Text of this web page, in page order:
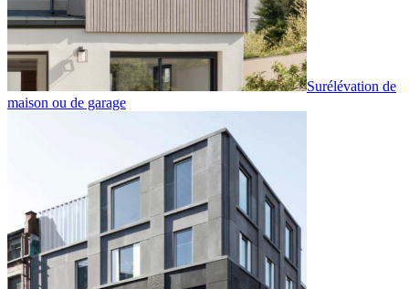
Surélévation de
maison ou de garage